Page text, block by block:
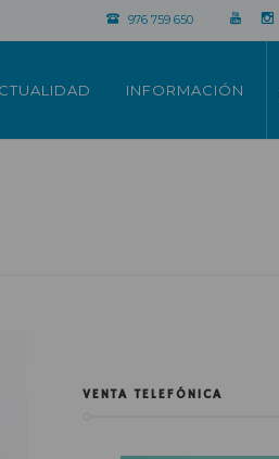
976 759 650
INFORMACIÓN
VENTA TELEFÓNICA